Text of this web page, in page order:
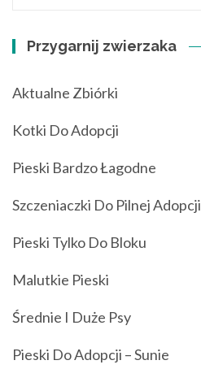
Przygarnij zwierzaka
Aktualne Zbiórki
Kotki Do Adopcji
Pieski Bardzo Łagodne
Szczeniaczki Do Pilnej Adopcji
Pieski Tylko Do Bloku
Malutkie Pieski
Średnie I Duże Psy
Pieski Do Adopcji – Sunie